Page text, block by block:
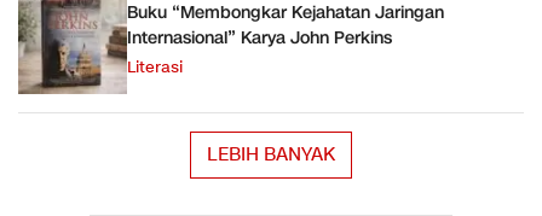
Buku “Membongkar Kejahatan Jaringan
Internasional” Karya John Perkins
Literasi
LEBIH BANYAK